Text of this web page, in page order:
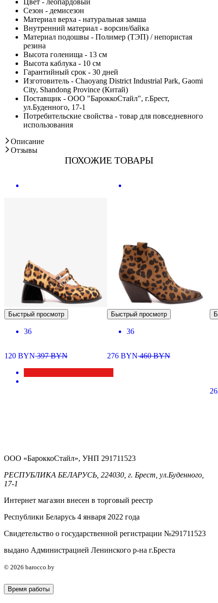
Сезон - демисезон
Материал верха - натуральная замша
Внутренний материал - ворсин/байка
Материал подошвы - Полимер (ТЭП) / непористая
резина
Высота голенища - 13 см
Высота каблука - 10 см
Гарантийный срок - 30 дней
Изготовитель - Chaoyang District Industrial Park, Gaomi
City, Shandong Province (Китай)
Поставщик - ООО "БароккоСтайл", г.Брест,
ул.Буденного, 17-1
Потребительские свойства - товар для повседневного
использования
Описание
Отзывы
ПОХОЖИЕ ТОВАРЫ
Быстрый просмотр
36
120 BYN397BYN
Быстрый просмотр
36
276 BYN460BYN
ООО «БароккоСтайл», УНП 291711523
РЕСПУБЛИКА БЕЛАРУСЬ, 224030, г. Брест, ул.Буденного,
17-1
Интернет магазин внесен в торговый реестр
Республики Беларусь 4 января 2022 года
Свидетельство о государственной регистрации №291711523
выдано Администрацией Ленинского р-на г.Бреста
© 2026 barocco.by
Время работы